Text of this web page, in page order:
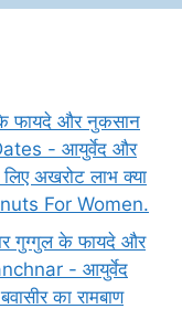
के फायदे और नुकसान
- आयुर्वेद और
अखरोट लाभ क्या
For Women.
गुग्गुल के फायदे और
- आयुर्वेद
का रामबाण